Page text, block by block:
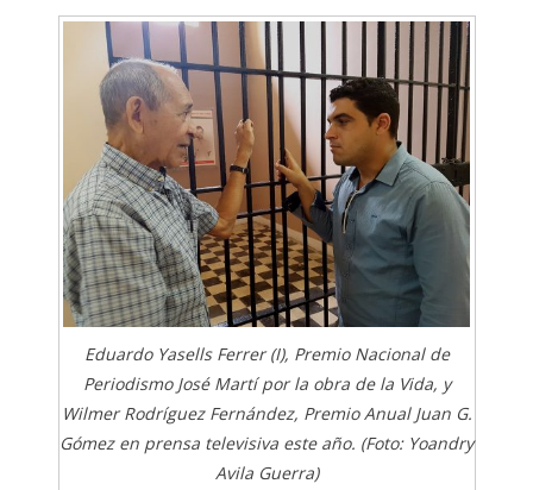
Eduardo Yasells Ferrer (I), Premio Nacional de
Periodismo José Martí por la obra de la Vida, y
Wilmer Rodríguez Fernández, Premio Anual Juan G.
Gómez en prensa televisiva este año. (Foto: Yoandry
Avila Guerra)